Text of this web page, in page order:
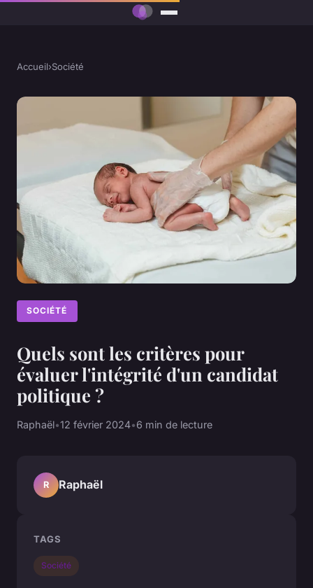
Accueil›Société
SOCIÉTÉ
Quels sont les critères pour
évaluer l'intégrité d'un candidat
politique ?
Raphaël•12 février 2024•6 min de lecture
R Raphaël
TAGS
Société